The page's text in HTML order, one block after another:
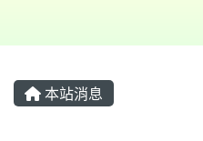
本站消息